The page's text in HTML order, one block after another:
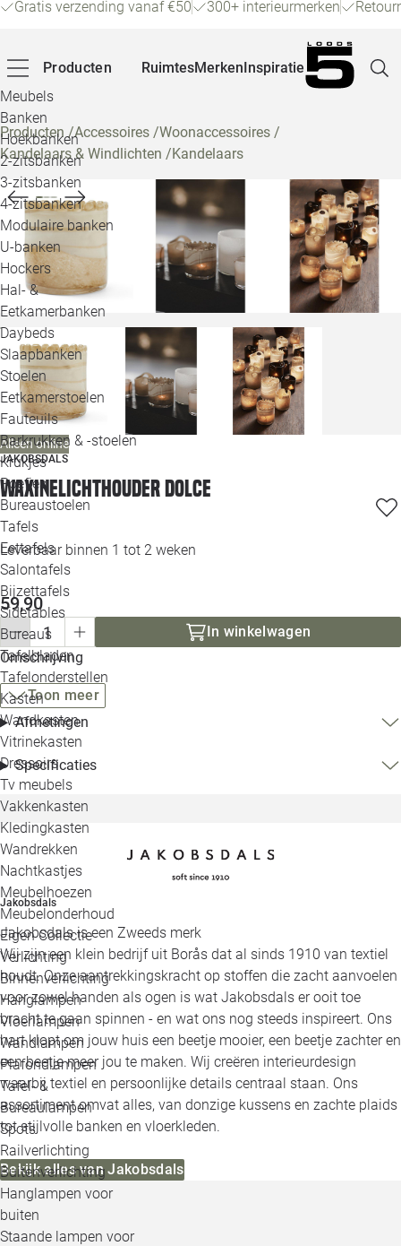
Gratis verzending vanaf €50 300+ interieurmerken
Producten
Meubels
Banken
Hoekbanken
2-zitsbanken
3-zitsbanken
4-zitsbanken
Modulaire banken
U-banken
Hockers
Hal- &
Eetkamerbanken
Daybeds
Slaapbanken
Stoelen
Eetkamerstoelen
Fauteuils
Barkrukken & -stoelen
Krukjes
Poefjes
Bureaustoelen
Tafels
Eettafels
Salontafels
Bijzettafels
Sidetables
Bureaus
Tafelbladen
Tafelonderstellen
Kasten
Wandkasten
Vitrinekasten
Dressoirs
Tv meubels
Vakkenkasten
Kledingkasten
Wandrekken
Nachtkastjes
Meubelhoezen
Meubelonderhoud
Eigen Collectie
Verlichting
Binnenverlichting
Hanglampen
Vloerlampen
Wandlampen
Plafondlampen
Tafel- &
Bureaulampen
Spots
Railverlichting
Buitenverlichting
Hanglampen voor
buiten
Staande lampen voor
RuimtesMerkenInspiratie
Producten/Accessoires /Woonaccessoires /
Kandelaars & Windlichten /Kandelaars
Alleen online
JAKOBSDALS
Waxinelichthouder Dolce
Leverbaar binnen 1 tot 2 weken
59,90
In winkelwagen
Omschrijving
Toon meer
Afmetingen
Specificaties
Jakobsdals
Jakobsdals is een Zweeds merk
Wij zijn een klein bedrijf uit Borås dat al sinds 1910 van textiel
houdt. Onze aantrekkingskracht op stoffen die zacht aanvoelen
voor zowel handen als ogen is wat Jakobsdals er ooit toe
bracht te gaan spinnen - en wat ons nog steeds inspireert. Ons
hart klopt om jouw huis een beetje mooier, een beetje zachter en
een beetje meer jou te maken. Wij creëren interieurdesign
waarbij textiel en persoonlijke details centraal staan. Ons
assortiment omvat alles, van donzige kussens en zachte plaids
tot stijlvolle banken en vloerkleden.
Bekijk alles van Jakobsdals